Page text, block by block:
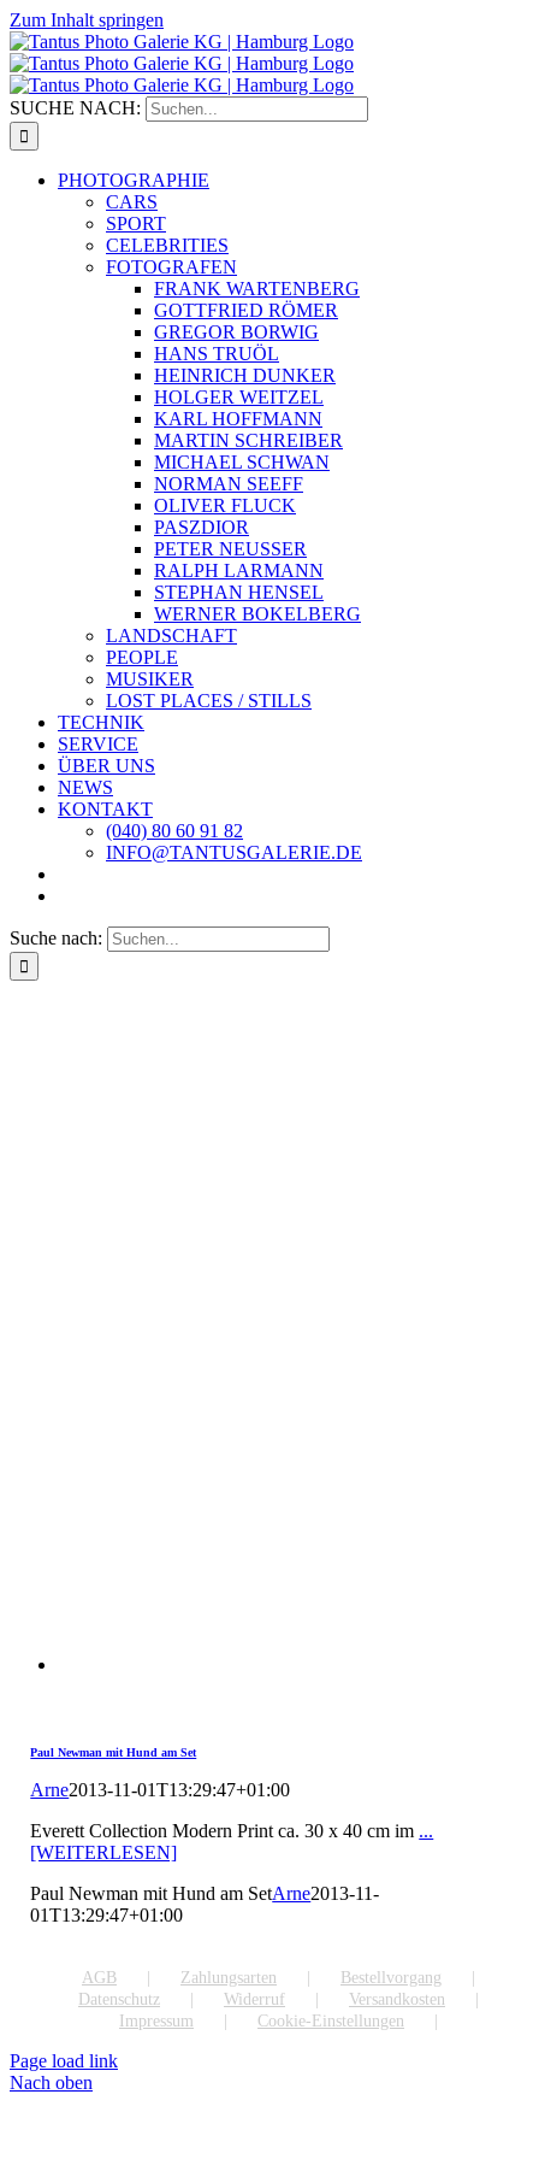
Zum Inhalt springen
SUCHE NACH:
PHOTOGRAPHIE
CARS
SPORT
CELEBRITIES
FOTOGRAFEN
FRANK WARTENBERG
GOTTFRIED RÖMER
GREGOR BORWIG
HANS TRUÖL
HEINRICH DUNKER
HOLGER WEITZEL
KARL HOFFMANN
MARTIN SCHREIBER
MICHAEL SCHWAN
NORMAN SEEFF
OLIVER FLUCK
PASZDIOR
PETER NEUSSER
RALPH LARMANN
STEPHAN HENSEL
WERNER BOKELBERG
LANDSCHAFT
PEOPLE
MUSIKER
LOST PLACES / STILLS
TECHNIK
SERVICE
ÜBER UNS
NEWS
KONTAKT
(040) 80 60 91 82
INFO@TANTUSGALERIE.DE
Suche nach:
Paul Newman mit Hund am Set
Arne2013-11-01T13:29:47+01:00
Everett Collection Modern Print ca. 30 x 40 cm im ...
[WEITERLESEN]
Paul Newman mit Hund am SetArne2013-11-
01T13:29:47+01:00
AGB Zahlungsarten
Bestellvorgang
Datenschutz
Widerruf
Versandkosten
Impressum
Cookie-Einstellungen
Page load link
Nach oben